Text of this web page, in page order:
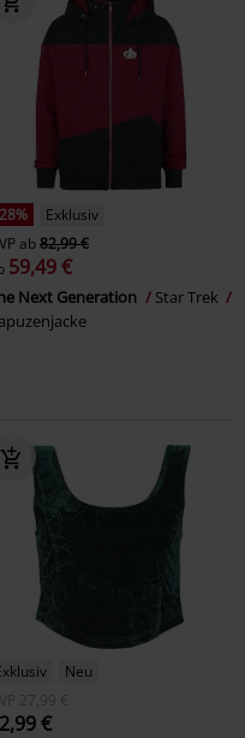
Exklusiv
ab82,99 €
59,49 €
Next Generation
Star Trek
Neu
27,99 €
€